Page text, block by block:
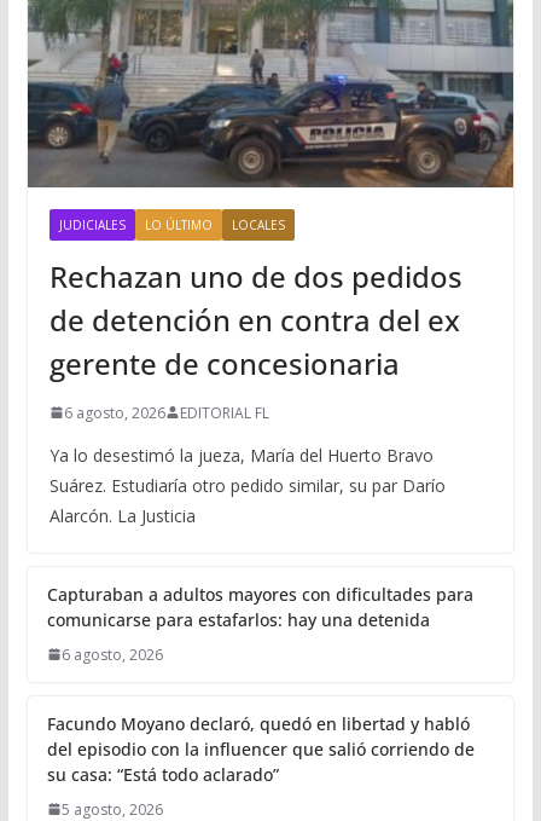
JUDICIALES LO ÚLTIMO LOCALES
Rechazan uno de dos pedidos
de detención en contra del ex
gerente de concesionaria
6 agosto, 2026 EDITORIAL FL
Ya lo desestimó la jueza, María del Huerto Bravo
Suárez. Estudiaría otro pedido similar, su par Darío
Alarcón. La Justicia
Capturaban a adultos mayores con dificultades para
comunicarse para estafarlos: hay una detenida
6 agosto, 2026
Facundo Moyano declaró, quedó en libertad y habló
del episodio con la influencer que salió corriendo de
su casa: “Está todo aclarado”
5 agosto, 2026